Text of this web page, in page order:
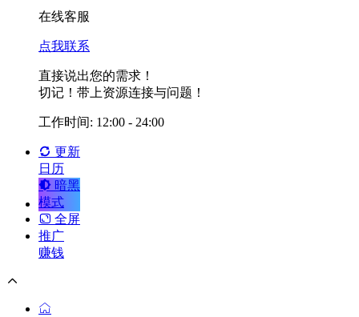
在线客服
点我联系
直接说出您的需求！
切记！带上资源连接与问题！
工作时间: 12:00 - 24:00
更新
日历
暗黑
模式
全屏
推广
赚钱